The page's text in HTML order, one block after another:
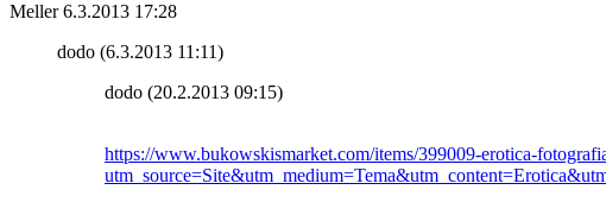
Meller 6.3.2013 17:28
dodo (6.3.2013 11:11)
dodo (20.2.2013 09:15)
https://www.bukowskismarket.com/items/399009-erotica-